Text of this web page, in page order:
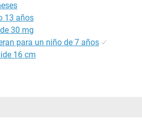
13 años
30 mg
para un niño de 7 años ✓
16 cm